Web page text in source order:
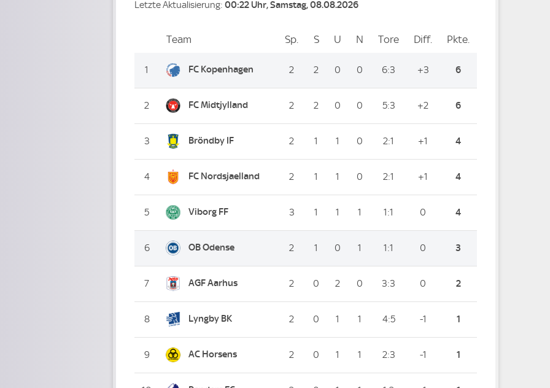
Letzte Aktualisierung: 00:22 Uhr, Samstag, 08.08.2026
PlatzTeam Sp. Spiele
SSiege
U Unentschieden
N Niederlagen
Tore ToreDiff. Differenz
Pkte.
1 FC Kopenhagen 2 2 0 0 6:3 +3 6
2 FC Midtjylland 2 2 0 0 5:3 +2 6
3 Bröndby IF 2 1 1 0 2:1 +1 4
4 FC Nordsjaelland 2 1 1 0 2:1 +1 4
5 Viborg FF 3 1 1 1 1:1 0 4
6 OB Odense 2 1 0 1 1:1 0 3
7 AGF Aarhus 2 0 2 0 3:3 0 2
8 Lyngby BK 2 0 1 1 4:5 -1 1
9 AC Horsens 2 0 1 1 2:3 -1 1